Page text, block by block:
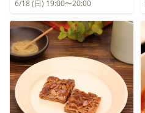
6/18 (日) 19:00〜20:00